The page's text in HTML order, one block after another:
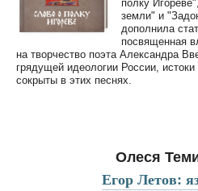
полку
земли" и
дополнила
посвященная
на творчество поэта Александра
грядущей идеологии России,
сокрыты в этих песнях.
Олеся
Егор Летов: